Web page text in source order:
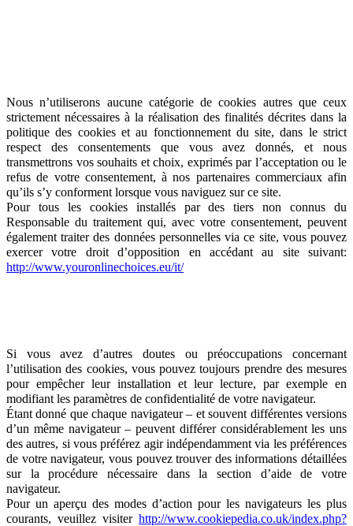
Nous n’utiliserons aucune catégorie de cookies autres que ceux
strictement nécessaires à la réalisation des finalités décrites dans la
politique des cookies et au fonctionnement du site, dans le strict
respect des consentements que vous avez donnés, et nous
transmettrons vos souhaits et choix, exprimés par l’acceptation ou le
refus de votre consentement, à nos partenaires commerciaux afin
qu’ils s’y conforment lorsque vous naviguez sur ce site.
Pour tous les cookies installés par des tiers non connus du
Responsable du traitement qui, avec votre consentement, peuvent
également traiter des données personnelles via ce site, vous pouvez
exercer votre droit d’opposition en accédant au site suivant:
http://www.youronlinechoices.eu/it/
Si vous avez d’autres doutes ou préoccupations concernant
l’utilisation des cookies, vous pouvez toujours prendre des mesures
pour empêcher leur installation et leur lecture, par exemple en
modifiant les paramètres de confidentialité de votre navigateur.
Étant donné que chaque navigateur – et souvent différentes versions
d’un même navigateur – peuvent différer considérablement les uns
des autres, si vous préférez agir indépendamment via les préférences
de votre navigateur, vous pouvez trouver des informations détaillées
sur la procédure nécessaire dans la section d’aide de votre
navigateur.
Pour un aperçu des modes d’action pour les navigateurs les plus
courants, veuillez visiter http://www.cookiepedia.co.uk/index.php?